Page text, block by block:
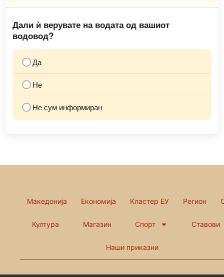
Дали ѝ верувате на водата од вашиот
водовод?
Да
Не
Не сум информиран
Македонија Економија Кластер ЕУ Регион
Култура Магазин Спорт Ставови
Наши приказни